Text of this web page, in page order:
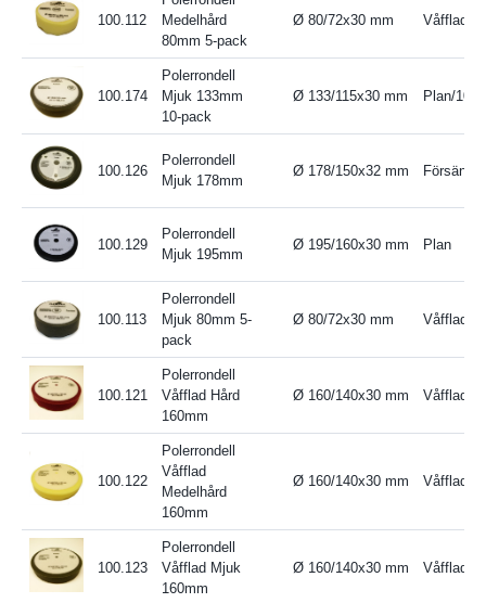
100.112
Medelhård
80mm 5-pack
Ø 80/72x30 mm Våfflad/5
100.174
Polerrondell
Mjuk 133mm
10-pack
Ø 133/115x30 mm Plan/10
100.126
Polerrondell
Mjuk 178mm
Ø 178/150x32 mm Försänkt
100.129
Polerrondell
Mjuk 195mm
Ø 195/160x30 mm Plan
100.113
Polerrondell
Mjuk 80mm 5-
pack
Ø 80/72x30 mm Våfflad/5
100.121
Polerrondell
Våfflad Hård
160mm
Ø 160/140x30 mm Våfflad
100.122
Polerrondell
Våfflad
Medelhård
160mm
Ø 160/140x30 mm Våfflad
100.123
Polerrondell
Våfflad Mjuk
160mm
Ø 160/140x30 mm Våfflad